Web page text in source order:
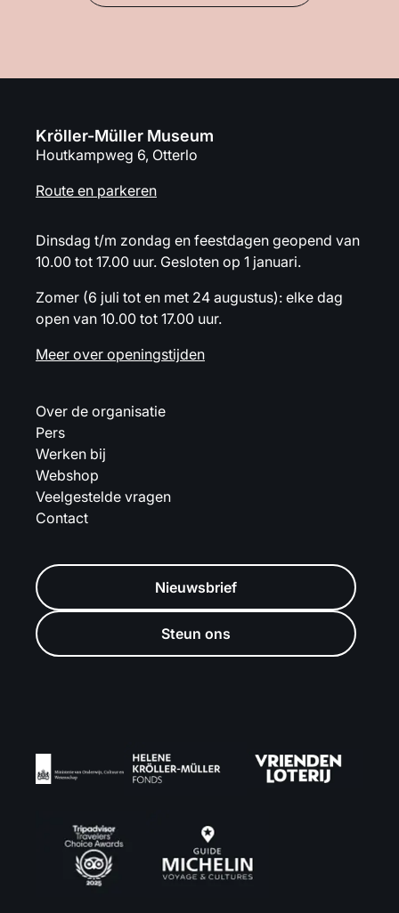
Kröller-Müller Museum
Houtkampweg 6, Otterlo
Route en parkeren
Dinsdag t/m zondag en feestdagen geopend van
10.00 tot 17.00 uur. Gesloten op 1 januari.
Zomer (6 juli tot en met 24 augustus): elke dag
open van 10.00 tot 17.00 uur.
Meer over openingstijden
Over de organisatie
Pers
Werken bij
Webshop
Veelgestelde vragen
Contact
Nieuwsbrief
Steun ons